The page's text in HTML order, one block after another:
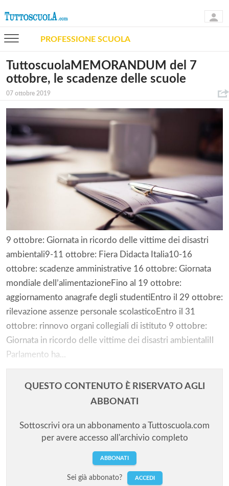
PROFESSIONE SCUOLA
TuttoscuolaMEMORANDUM del 7
ottobre, le scadenze delle scuole
07 ottobre 2019
9 ottobre: Giornata in ricordo delle vittime dei disastri
ambientali9-11 ottobre: Fiera Didacta Italia10-16
ottobre: scadenze amministrative 16 ottobre: Giornata
mondiale dell’alimentazioneFino al 19 ottobre:
aggiornamento anagrafe degli studentiEntro il 29 ottobre:
rilevazione assenze personale scolasticoEntro il 31
ottobre: rinnovo organi collegiali di istituto 9 ottobre:
Giornata in ricordo delle vittime dei disastri ambientaliIl
Parlamento ha...
QUESTO CONTENUTO È RISERVATO AGLI
ABBONATI
Sottoscrivi ora un abbonamento a Tuttoscuola.com
per avere accesso all'archivio completo
ABBONATI
Sei già abbonato? ACCEDI